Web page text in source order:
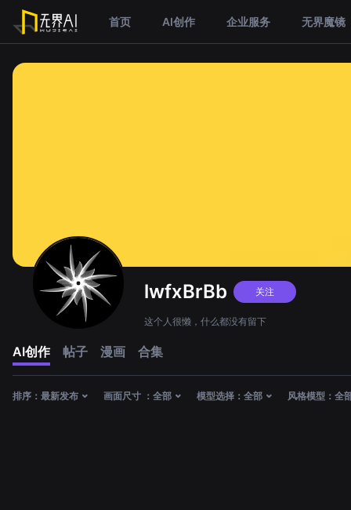
首页 AI创作 企业服务 无界魔镜
lwfxBrBb 关注
这个人很懒，什么都没有留下
AI创作 帖子 漫画 合集
排序： 最新发布 画面尺寸 ： 全部 模型选择： 全部 风格模型： 全